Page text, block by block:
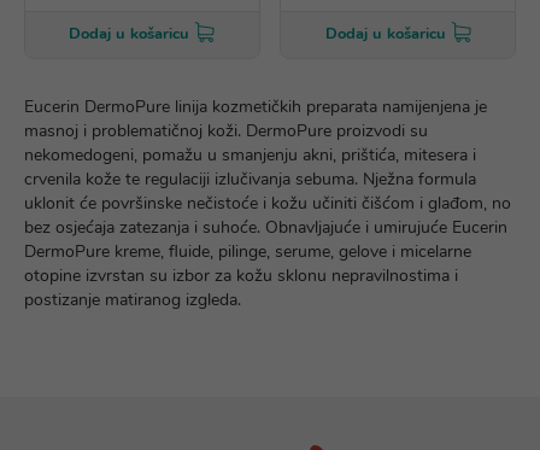
Dodaj u košaricu Dodaj u košaricu
Eucerin DermoPure linija kozmetičkih preparata namijenjena je
masnoj i problematičnoj koži. DermoPure proizvodi su
nekomedogeni, pomažu u smanjenju akni, prištića, mitesera i
crvenila kože te regulaciji izlučivanja sebuma. Nježna formula
uklonit će površinske nečistoće i kožu učiniti čišćom i glađom, no
bez osjećaja zatezanja i suhoće. Obnavljajuće i umirujuće Eucerin
DermoPure kreme, fluide, pilinge, serume, gelove i micelarne
otopine izvrstan su izbor za kožu sklonu nepravilnostima i
postizanje matiranog izgleda.